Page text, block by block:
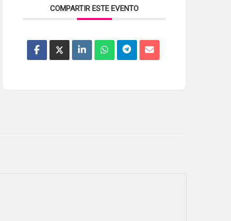
COMPARTIR ESTE EVENTO